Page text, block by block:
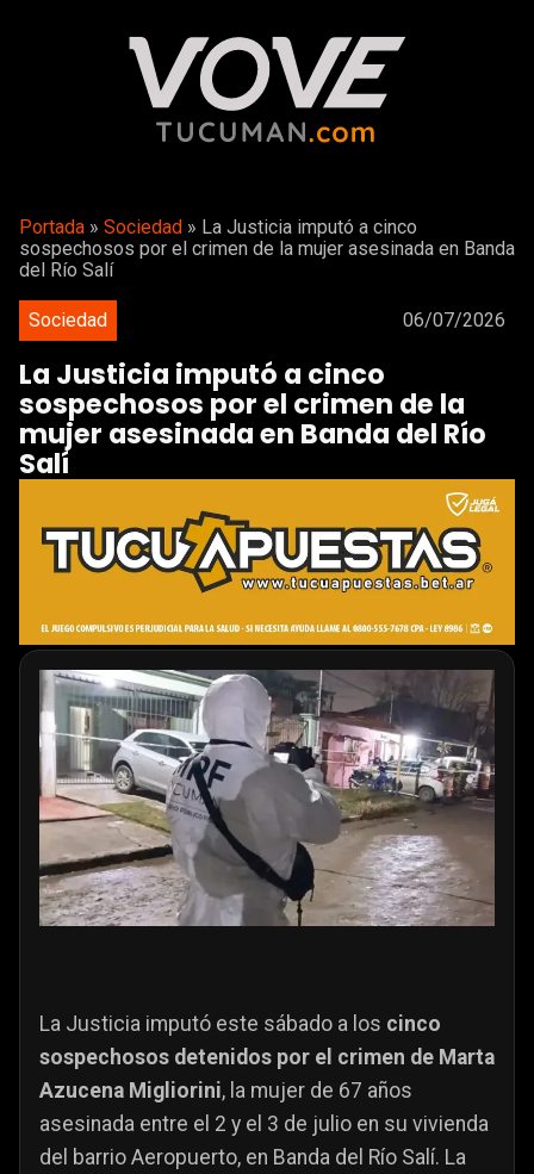
Portada » Sociedad » La Justicia imputó a cinco
sospechosos por el crimen de la mujer asesinada en Banda
del Río Salí
Sociedad 06/07/2026
La Justicia imputó a cinco
sospechosos por el crimen de la
mujer asesinada en Banda del Río
Salí
La Justicia imputó este sábado a los cinco
sospechosos detenidos por el crimen de Marta
Azucena Migliorini, la mujer de 67 años
asesinada entre el 2 y el 3 de julio en su vivienda
del barrio Aeropuerto, en Banda del Río Salí. La